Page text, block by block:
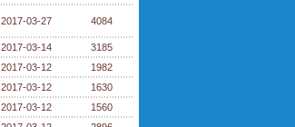
2017-03-27 4084
2017-03-14
3185
2017-03-12
1982
2017-03-12
1630
2017-03-12
1560